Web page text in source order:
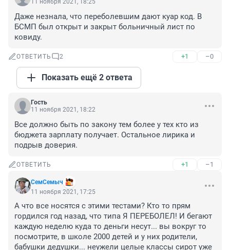
11 ноября 2021, 18:25
Даже незнала, что переболевшим дают куар код. В
БСМП был открыт и закрыт больничный лист по
ковиду.
ОТВЕТИТЬ 2 +1 –0
Показать ещё 2 ответа
Гость
11 ноября 2021, 18:22
Все должно быть по закону тем более у тех кто из
бюджета зарплату получает. Остальное лирика и
подрыв доверия.
ОТВЕТИТЬ +1 –1
СемСемыч
11 ноября 2021, 17:25
А что все носятся с этими тестами? Кто то прям
гордился год назад, что типа Я ПЕРЕБОЛЕЛ! И бегают
каждую неделю куда то деньги несут... вы вокруг то
посмотрите, в школе 2000 детей и у них родители,
бабушки дедушки... неужели целые классы сирот уже